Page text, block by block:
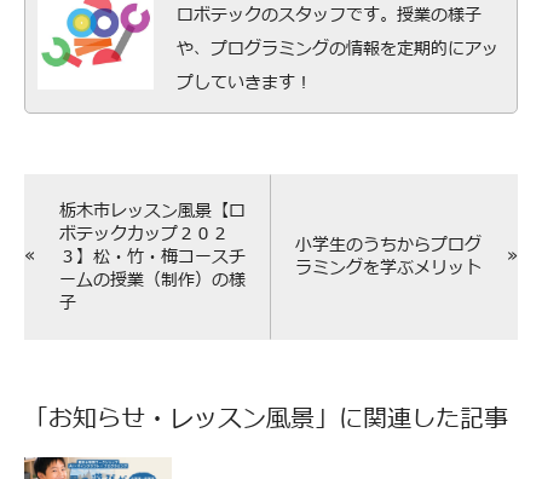
ロボテックのスタッフです。授業の様子
や、プログラミングの情報を定期的にアッ
プしていきます！
«
栃木市レッスン風景【ロ
ボテックカップ２０２
３】松・竹・梅コースチ
ームの授業（制作）の様
子
小学生のうちからプログ
ラミングを学ぶメリット
»
「お知らせ ・ レッスン風景」に関連した記事